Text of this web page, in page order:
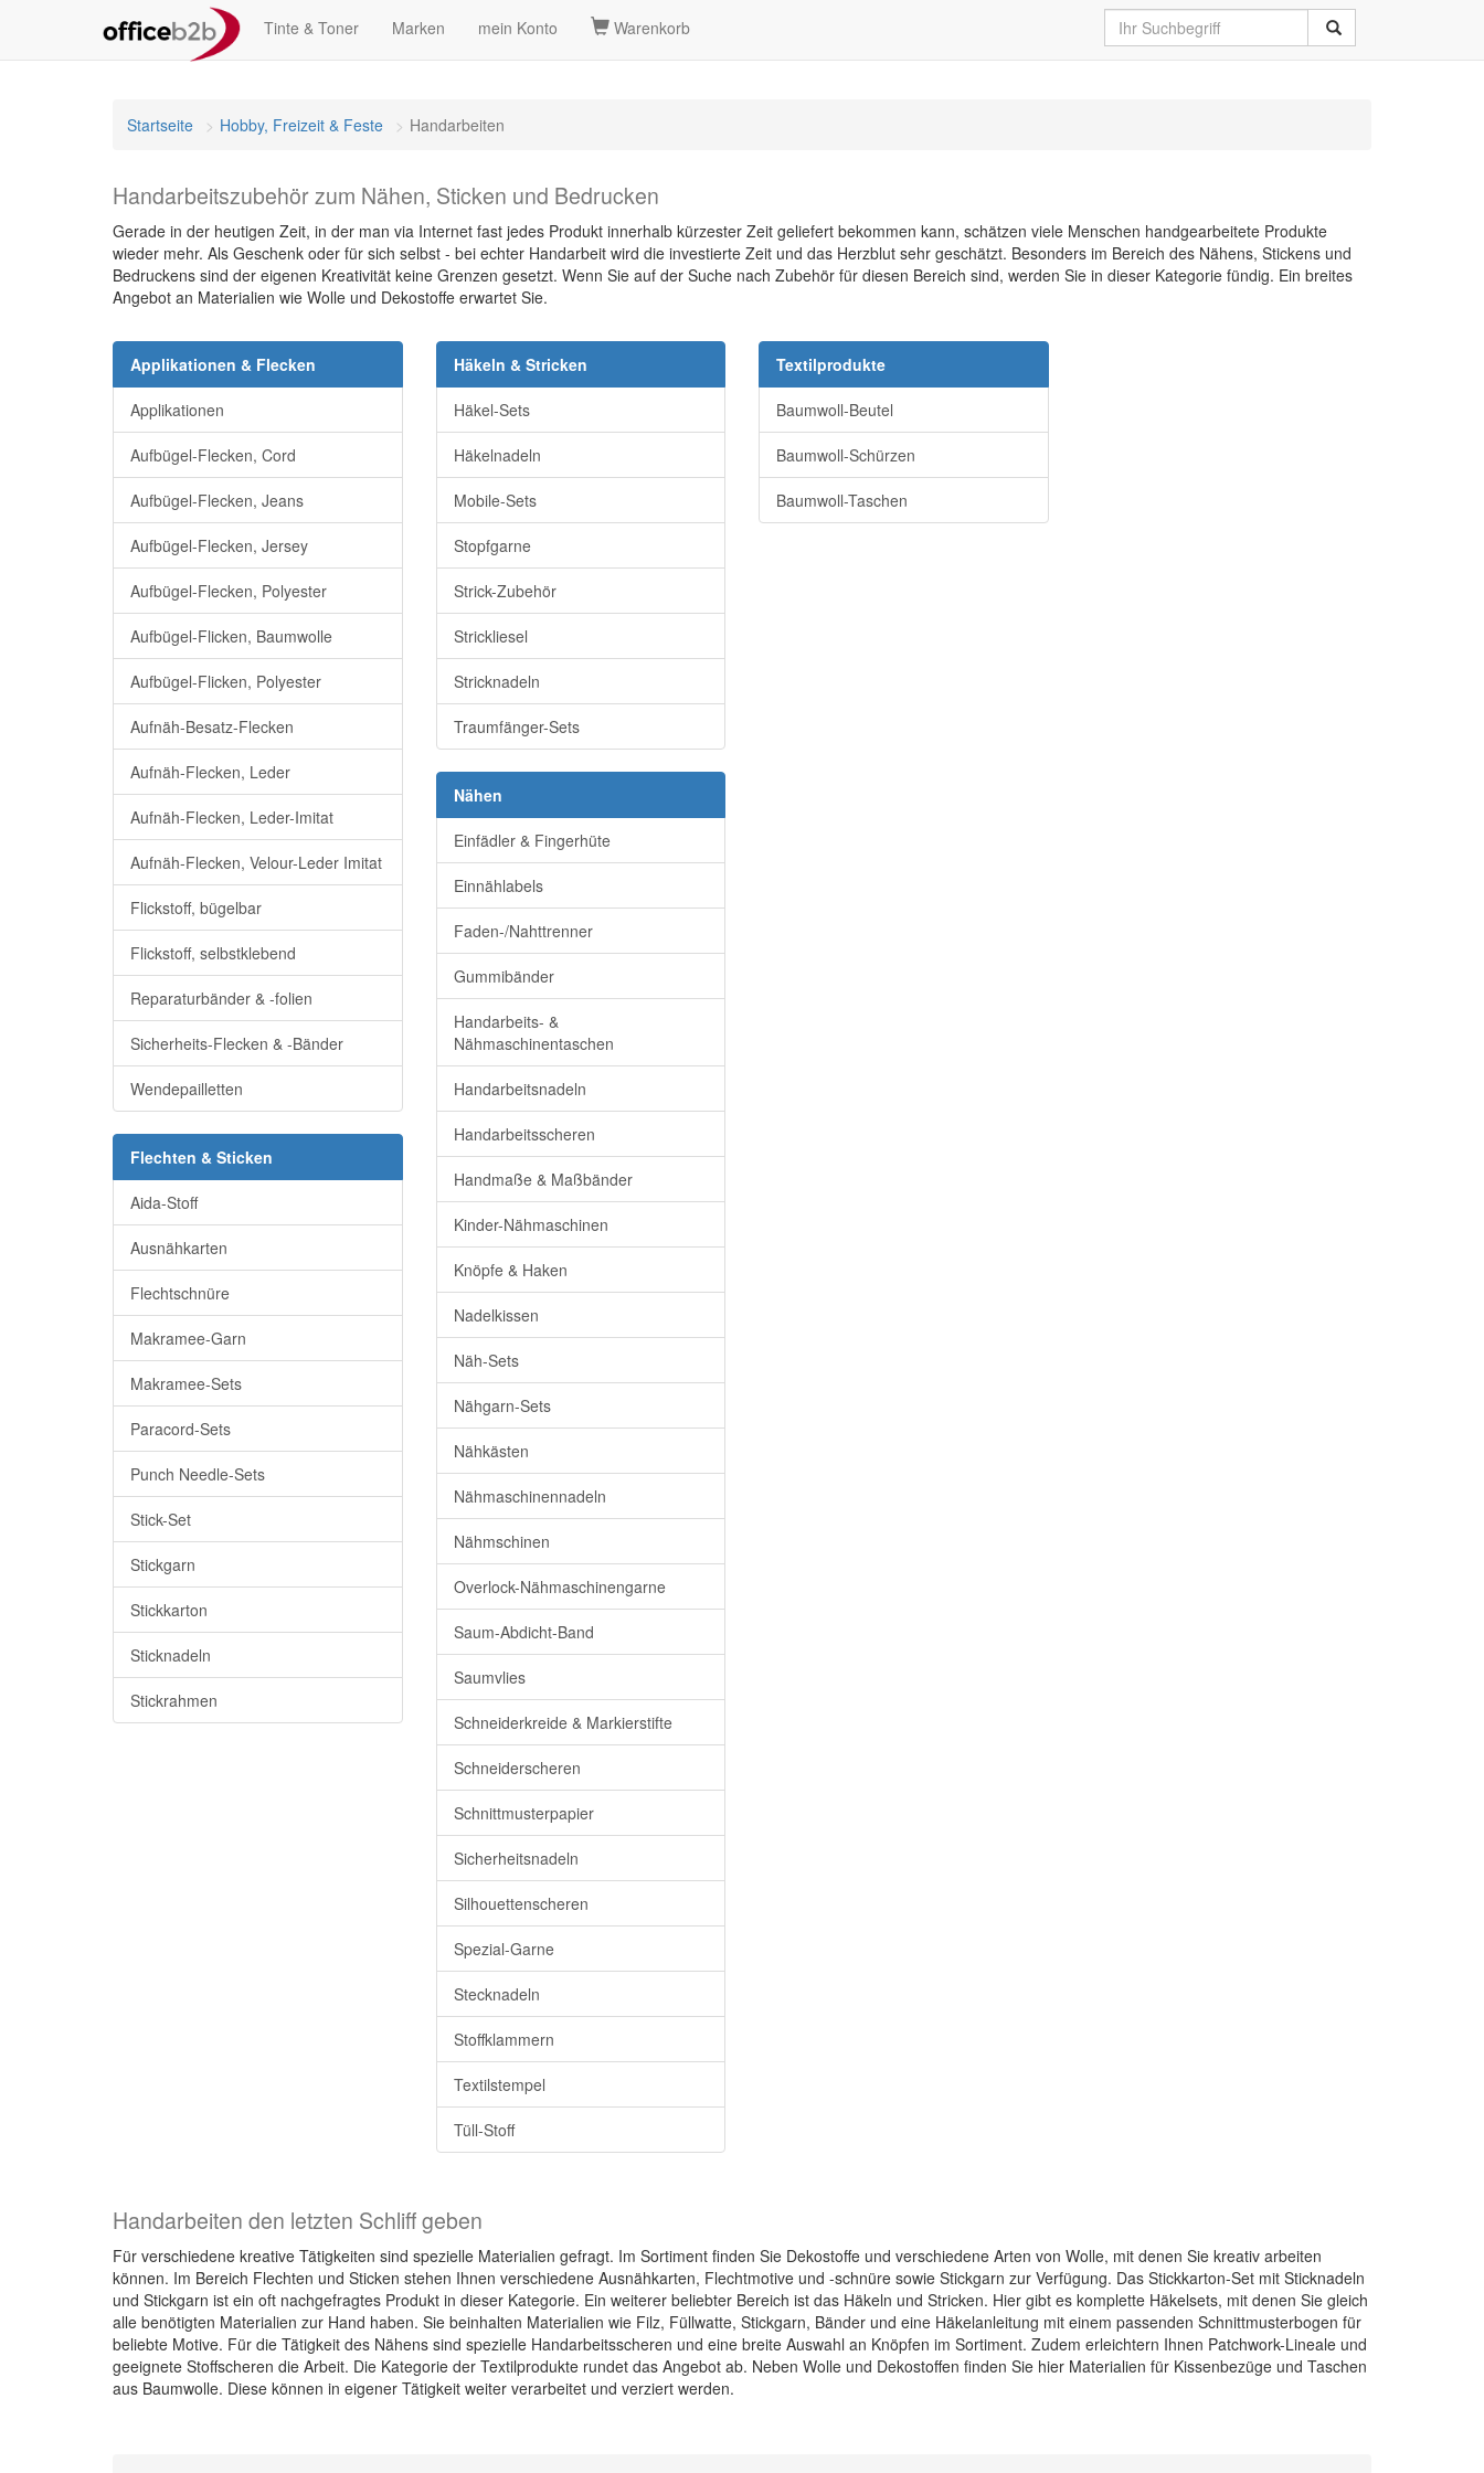
Tinte & Toner Marken mein Konto Warenkorb
Startseite Hobby, Freizeit & Feste Handarbeiten
Handarbeitszubehör zum Nähen, Sticken und Bedrucken
Gerade in der heutigen Zeit, in der man via Internet fast jedes Produkt innerhalb kürzester Zeit geliefert bekommen kann, schätzen viele Menschen handgearbeitete Produkte
wieder mehr. Als Geschenk oder für sich selbst - bei echter Handarbeit wird die investierte Zeit und das Herzblut sehr geschätzt. Besonders im Bereich des Nähens, Stickens und
Bedruckens sind der eigenen Kreativität keine Grenzen gesetzt. Wenn Sie auf der Suche nach Zubehör für diesen Bereich sind, werden Sie in dieser Kategorie fündig. Ein breites
Angebot an Materialien wie Wolle und Dekostoffe erwartet Sie.
Applikationen & Flecken
Applikationen
Aufbügel-Flecken, Cord
Aufbügel-Flecken, Jeans
Aufbügel-Flecken, Jersey
Aufbügel-Flecken, Polyester
Aufbügel-Flicken, Baumwolle
Aufbügel-Flicken, Polyester
Aufnäh-Besatz-Flecken
Aufnäh-Flecken, Leder
Aufnäh-Flecken, Leder-Imitat
Aufnäh-Flecken, Velour-Leder Imitat
Flickstoff, bügelbar
Flickstoff, selbstklebend
Reparaturbänder & -folien
Sicherheits-Flecken & -Bänder
Wendepailletten
Flechten & Sticken
Aida-Stoff
Ausnähkarten
Flechtschnüre
Makramee-Garn
Makramee-Sets
Paracord-Sets
Punch Needle-Sets
Stick-Set
Stickgarn
Stickkarton
Sticknadeln
Stickrahmen
Häkeln & Stricken
Häkel-Sets
Häkelnadeln
Mobile-Sets
Stopfgarne
Strick-Zubehör
Strickliesel
Stricknadeln
Traumfänger-Sets
Nähen
Einfädler & Fingerhüte
Einnählabels
Faden-/Nahttrenner
Gummibänder
Handarbeits- &
Nähmaschinentaschen
Handarbeitsnadeln
Handarbeitsscheren
Handmaße & Maßbänder
Kinder-Nähmaschinen
Knöpfe & Haken
Nadelkissen
Näh-Sets
Nähgarn-Sets
Nähkästen
Nähmaschinennadeln
Nähmschinen
Overlock-Nähmaschinengarne
Saum-Abdicht-Band
Saumvlies
Schneiderkreide & Markierstifte
Schneiderscheren
Schnittmusterpapier
Sicherheitsnadeln
Silhouettenscheren
Spezial-Garne
Stecknadeln
Stoffklammern
Textilstempel
Tüll-Stoff
Textilprodukte
Baumwoll-Beutel
Baumwoll-Schürzen
Baumwoll-Taschen
Handarbeiten den letzten Schliff geben
Für verschiedene kreative Tätigkeiten sind spezielle Materialien gefragt. Im Sortiment finden Sie Dekostoffe und verschiedene Arten von Wolle, mit denen Sie kreativ arbeiten
können. Im Bereich Flechten und Sticken stehen Ihnen verschiedene Ausnähkarten, Flechtmotive und -schnüre sowie Stickgarn zur Verfügung. Das Stickkarton-Set mit Sticknadeln
und Stickgarn ist ein oft nachgefragtes Produkt in dieser Kategorie. Ein weiterer beliebter Bereich ist das Häkeln und Stricken. Hier gibt es komplette Häkelsets, mit denen Sie gleich
alle benötigten Materialien zur Hand haben. Sie beinhalten Materialien wie Filz, Füllwatte, Stickgarn, Bänder und eine Häkelanleitung mit einem passenden Schnittmusterbogen für
beliebte Motive. Für die Tätigkeit des Nähens sind spezielle Handarbeitsscheren und eine breite Auswahl an Knöpfen im Sortiment. Zudem erleichtern Ihnen Patchwork-Lineale und
geeignete Stoffscheren die Arbeit. Die Kategorie der Textilprodukte rundet das Angebot ab. Neben Wolle und Dekostoffen finden Sie hier Materialien für Kissenbezüge und Taschen
aus Baumwolle. Diese können in eigener Tätigkeit weiter verarbeitet und verziert werden.